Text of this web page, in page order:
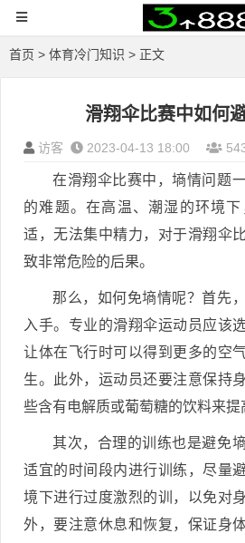
首页 > 体育冷门知识 > 正文
滑翔伞比赛中如何
访客 2023-04-13 18:00
在滑翔伞比赛中，墒情问题
的难题。在高温、潮湿的环境
适，无法集中精力，对于滑翔伞
致非常危险的后果。
那么，如何免墒情呢？首先
入手。专业的滑翔伞运动员应该
让体在飞行时可以得到更多的空
生。此外，运动员还要注意保持
些含有电解质或葡萄糖的饮料来提
其次，合理的训练也是避免
适宜的时间段内进行训练，尽量
境下进行过度激烈的训，以免对
外，要注意休息和恢复，保证身